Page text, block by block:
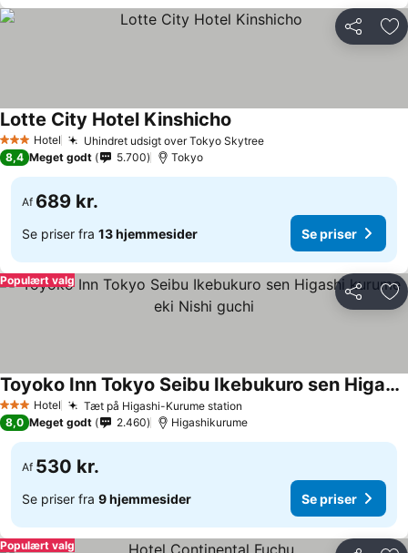
Del
3 StjernerHotel Uhindret udsigt over Tokyo Skytree
Lotte City Hotel Kinshicho
8,4 Meget godt 5.700 Tokyo
Af 689 kr.
Se priser fra 13 hjemmesider Se priser
Del
Populært valg
3 StjernerHotel Tæt på Higashi-Kurume station
Toyoko Inn Tokyo Seibu Ikebukuro sen Higashi kurume eki Nishi guchi
8,0 Meget godt 2.460 Higashikurume
Af 530 kr.
Se priser fra 9 hjemmesider Se priser
Populært valg